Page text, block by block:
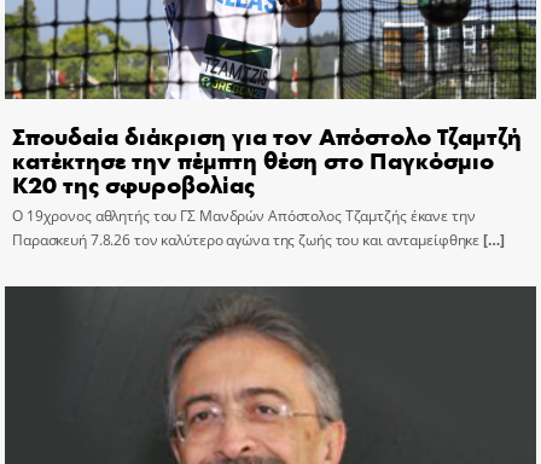
Σπουδαία διάκριση για τον Απόστολο Τζαμτζή
κατέκτησε την πέμπτη θέση στο Παγκόσμιο
Κ20 της σφυροβολίας
Ο 19χρονος αθλητής του ΓΣ Μανδρών Απόστολος Τζαμτζής έκανε την
Παρασκευή 7.8.26 τον καλύτερο αγώνα της ζωής του και ανταμείφθηκε[…]